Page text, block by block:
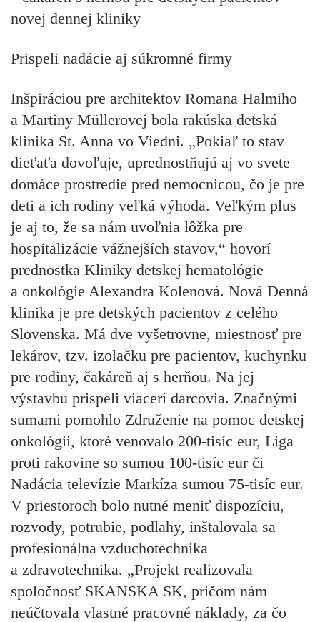
Prispeli nadácie aj súkromné firmy
Inšpiráciou pre architektov Romana Halmiho
a Martiny Müllerovej bola rakúska detská
klinika St. Anna vo Viedni. „Pokiaľ to stav
dieťaťa dovoľuje, uprednostňujú aj vo svete
domáce prostredie pred nemocnicou, čo je pre
deti a ich rodiny veľká výhoda. Veľkým plus
je aj to, že sa nám uvoľnia lôžka pre
hospitalizácie vážnejších stavov,“ hovorí
prednostka Kliniky detskej hematológie
a onkológie Alexandra Kolenová. Nová Denná
klinika je pre detských pacientov z celého
Slovenska. Má dve vyšetrovne, miestnosť pre
lekárov, tzv. izolačku pre pacientov, kuchynku
pre rodiny, čakáreň aj s herňou. Na jej
výstavbu prispeli viacerí darcovia. Značnými
sumami pomohlo Združenie na pomoc detskej
onkológii, ktoré venovalo 200-tisíc eur, Liga
proti rakovine so sumou 100-tisíc eur či
Nadácia televízie Markíza sumou 75-tisíc eur.
V priestoroch bolo nutné meniť dispozíciu,
rozvody, potrubie, podlahy, inštalovala sa
profesionálna vzduchotechnika
a zdravotechnika. „Projekt realizovala
spoločnosť SKANSKA SK, pričom nám
neúčtovala vlastné pracovné náklady, za čo